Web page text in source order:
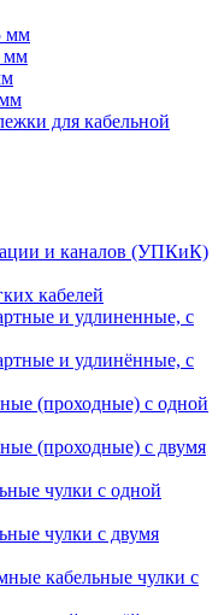
мм
мм
для кабельной
и каналов (УПКиК)
кабелей
и удлиненные, с
и удлинённые, с
(проходные) с одной
(проходные) с двумя
чулки с одной
чулки с двумя
кабельные чулки с